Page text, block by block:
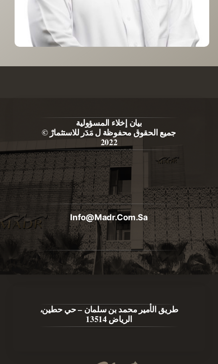
بيان إخلاء المسؤولية
جميع الحقوق محفوظة ل مَدَر للاستثمارْ ©
2022
Info@madr.com.sa
طريق الأمير محمد بن سلمان – حي حطين،
الرياض 13514